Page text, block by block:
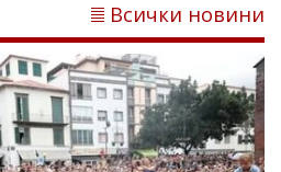
Всички новини